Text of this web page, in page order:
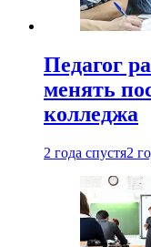
Педагог
менять
колледжа
2 года спустя2